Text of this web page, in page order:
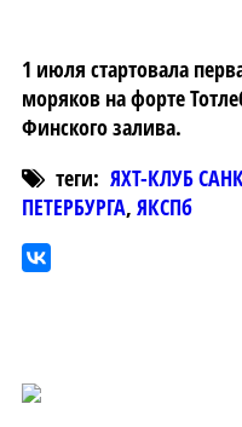
1 июля стартовала
моряков на форте
Финского залива.
теги: ЯХТ-КЛУБ
ПЕТЕРБУРГА, ЯКСПб